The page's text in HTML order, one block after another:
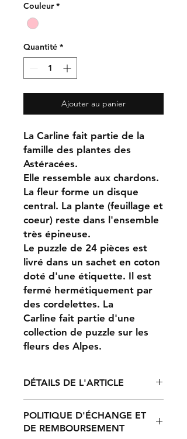
Couleur *
Quantité *
Ajouter au panier
La Carline fait partie de la
famille des plantes des
Astéracées.
Elle ressemble aux chardons.
La fleur forme un disque
central. La plante (feuillage et
coeur) reste dans l'ensemble
très épineuse.
Le puzzle de 24 pièces est
livré dans un sachet en coton
doté d'une étiquette. Il est
fermé hermétiquement par
des cordelettes. La
Carline fait partie d'une
collection de puzzle sur les
fleurs des Alpes.
DÉTAILS DE L'ARTICLE
POLITIQUE D'ÉCHANGE ET
DE REMBOURSEMENT